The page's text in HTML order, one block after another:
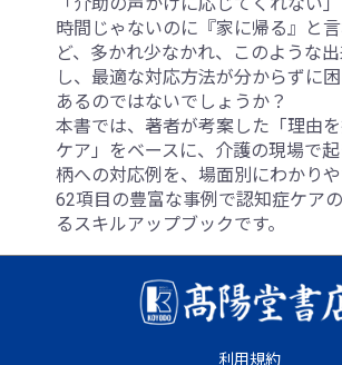
時間じゃないのに『家に帰る』と
ど、多かれ少なかれ、このような
し、最適な対応方法が分からずに
あるのではないでしょうか？
本書では、著者が考案した「理由
ケア」をベースに、介護の現場で
柄への対応例を、場面別にわかりや
62項目の豊富な事例で認知症ケア
るスキルアップブックです。
利用規約